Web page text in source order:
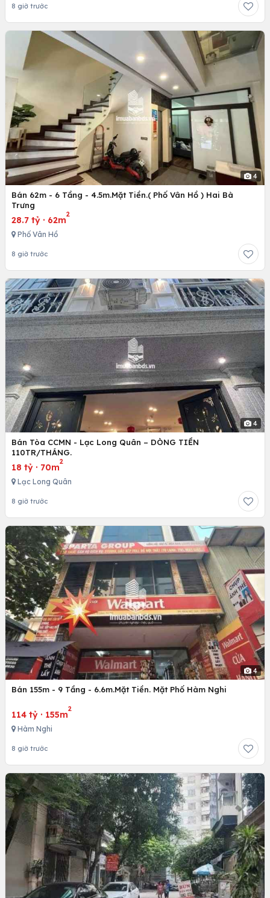
8 giờ trước
4
Bán 62m - 6 Tầng - 4.5m.Mặt Tiền.( Phố Vân Hồ ) Hai Bà
Trưng
28.7 tỷ · 62m
2
Phố Vân Hồ
8 giờ trước
4
Bán Tòa CCMN - Lạc Long Quân – DÒNG TIỀN
110TR/THÁNG.
18 tỷ · 70m
2
Lạc Long Quân
8 giờ trước
4
Bán 155m - 9 Tầng - 6.6m.Mặt Tiền. Mặt Phố Hàm Nghi
114 tỷ · 155m
2
Hàm Nghi
8 giờ trước